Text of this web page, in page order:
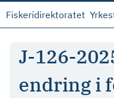
Fiskeridirektoratet
J-126-
endring i